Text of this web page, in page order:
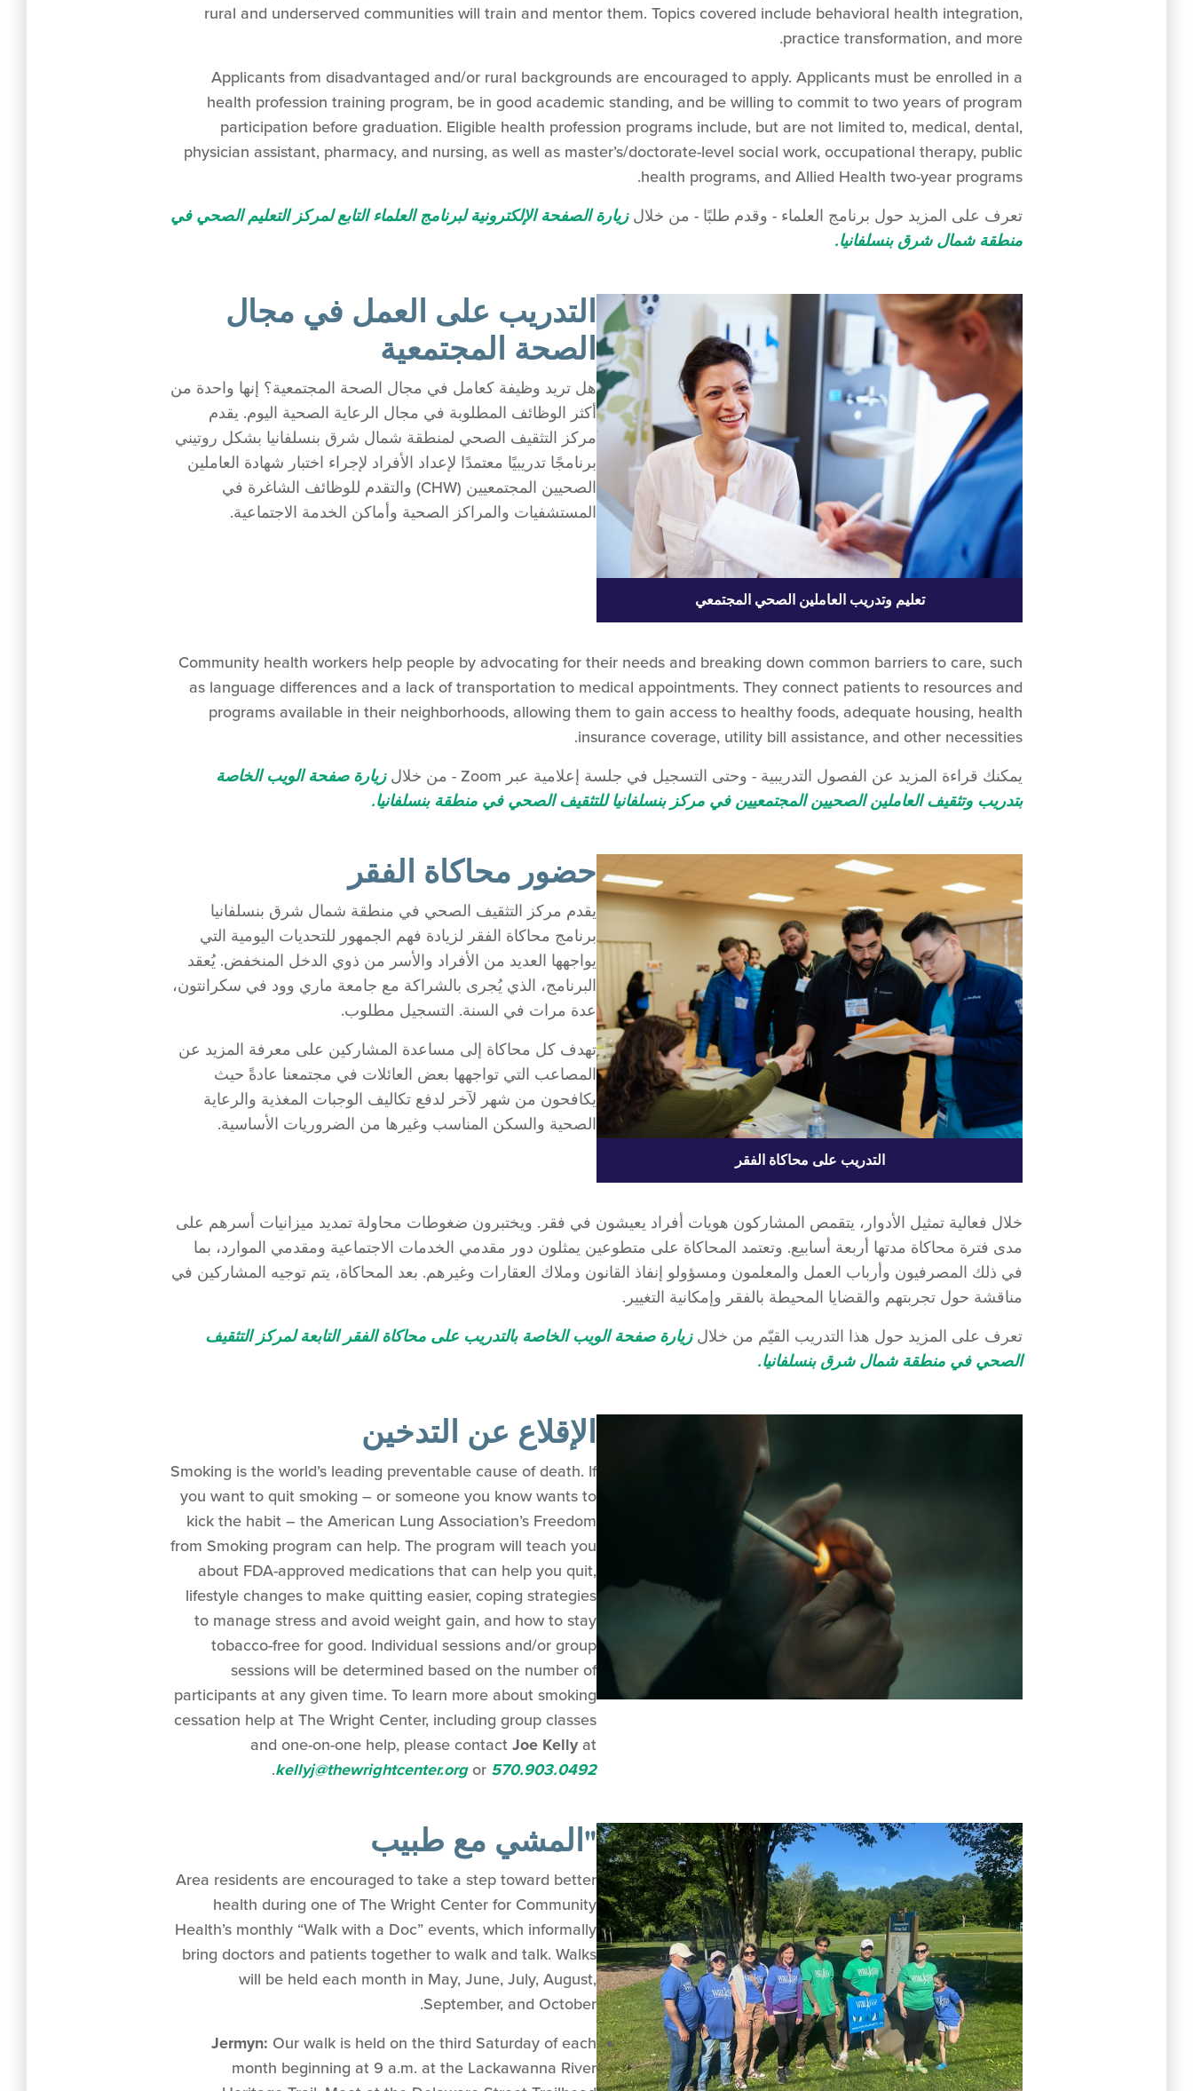
rural and underserved communities will train and mentor them. Topics covered include behavioral health integration,
practice transformation, and more.
Applicants from disadvantaged and/or rural backgrounds are encouraged to apply. Applicants must be enrolled in a
health profession training program, be in good academic standing, and be willing to commit to two years of program
participation before graduation. Eligible health profession programs include, but are not limited to, medical, dental,
physician assistant, pharmacy, and nursing, as well as master’s/doctorate-level social work, occupational therapy, public
health programs, and Allied Health two-year programs.
تعرف على المزيد حول برنامج العلماء - وقدم طلبًا - من خلالزيارة الصفحة الإلكترونية لبرنامج العلماء التابع لمركز التعليم الصحي في
منطقة شمال شرق بنسلفانيا.
تعليم وتدريب العاملين الصحي المجتمعي
التدريب على العمل في مجال
الصحة المجتمعية
هل تريد وظيفة كعامل في مجال الصحة المجتمعية؟ إنها واحدة من
أكثر الوظائف المطلوبة في مجال الرعاية الصحية اليوم. يقدم
مركز التثقيف الصحي لمنطقة شمال شرق بنسلفانيا بشكل روتيني
برنامجًا تدريبيًا معتمدًا لإعداد الأفراد لإجراء اختبار شهادة العاملين
الصحيين المجتمعيين (CHW) والتقدم للوظائف الشاغرة في
المستشفيات والمراكز الصحية وأماكن الخدمة الاجتماعية.
Community health workers help people by advocating for their needs and breaking down common barriers to care, such
as language differences and a lack of transportation to medical appointments. They connect patients to resources and
programs available in their neighborhoods, allowing them to gain access to healthy foods, adequate housing, health
insurance coverage, utility bill assistance, and other necessities.
يمكنك قراءة المزيد عن الفصول التدريبية - وحتى التسجيل في جلسة إعلامية عبر Zoom - من خلال
زيارة صفحة الويب الخاصة
بتدريب وتثقيف العاملين الصحيين المجتمعيين في مركز بنسلفانيا للتثقيف الصحي في منطقة بنسلفانيا.
التدريب على محاكاة الفقر
حضور محاكاة الفقر
يقدم مركز التثقيف الصحي في منطقة شمال شرق بنسلفانيا
برنامج محاكاة الفقر لزيادة فهم الجمهور للتحديات اليومية التي
يواجهها العديد من الأفراد والأسر من ذوي الدخل المنخفض. يُعقد
البرنامج، الذي يُجرى بالشراكة مع جامعة ماري وود في سكرانتون،
عدة مرات في السنة. التسجيل مطلوب.
تهدف كل محاكاة إلى مساعدة المشاركين على معرفة المزيد عن
المصاعب التي تواجهها بعض العائلات في مجتمعنا عادةً حيث
يكافحون من شهر لآخر لدفع تكاليف الوجبات المغذية والرعاية
الصحية والسكن المناسب وغيرها من الضروريات الأساسية.
خلال فعالية تمثيل الأدوار، يتقمص المشاركون هويات أفراد يعيشون في فقر. ويختبرون ضغوطات محاولة تمديد ميزانيات أسرهم على
مدى فترة محاكاة مدتها أربعة أسابيع. وتعتمد المحاكاة على متطوعين يمثلون دور مقدمي الخدمات الاجتماعية ومقدمي الموارد، بما
في ذلك المصرفيون وأرباب العمل والمعلمون ومسؤولو إنفاذ القانون وملاك العقارات وغيرهم. بعد المحاكاة، يتم توجيه المشاركين في
مناقشة حول تجربتهم والقضايا المحيطة بالفقر وإمكانية التغيير.
تعرف على المزيد حول هذا التدريب القيّم من خلالزيارة صفحة الويب الخاصة بالتدريب على محاكاة الفقر التابعة لمركز التثقيف
الصحي في منطقة شمال شرق بنسلفانيا.
الإقلاع عن التدخين
Smoking is the world’s leading preventable cause of death. If
you want to quit smoking – or someone you know wants to
kick the habit – the American Lung Association’s Freedom
from Smoking program can help. The program will teach you
about FDA-approved medications that can help you quit,
lifestyle changes to make quitting easier, coping strategies
to manage stress and avoid weight gain, and how to stay
tobacco-free for good. Individual sessions and/or group
sessions will be determined based on the number of
participants at any given time. To learn more about smoking
cessation help at The Wright Center, including group classes
and one-on-one help, please contact Joe Kellyat
kellyj@thewrightcenter.orgor 570.903.0492
.
"المشي مع طبيب
Area residents are encouraged to take a step toward better
health during one of The Wright Center for Community
Health’s monthly “Walk with a Doc” events, which informally
bring doctors and patients together to walk and talk. Walks
will be held each month in May, June, July, August,
September, and October.
Jermyn: Our walk is held on the third Saturday of each
month beginning at 9 a.m. at the Lackawanna River